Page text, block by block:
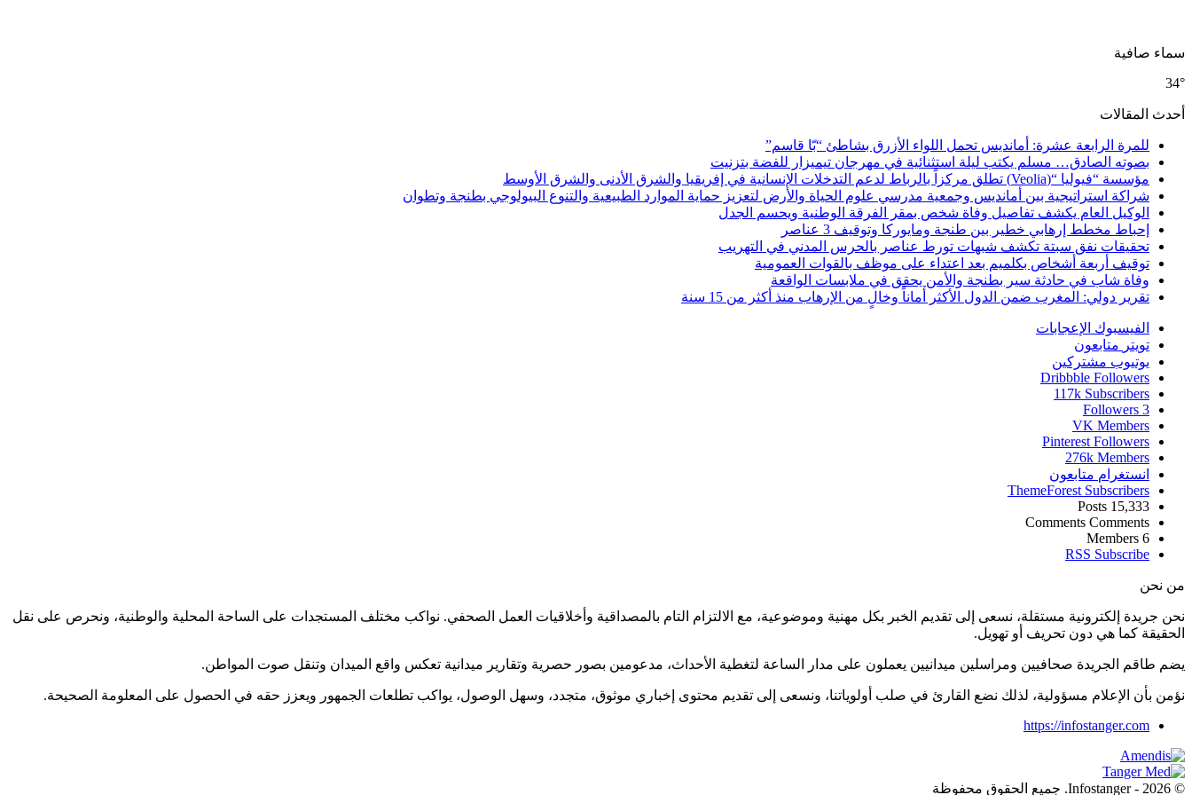
سماء صافية
34°
أحدث المقالات
للمرة الرابعة عشرة: أمانديس تحمل اللواء الأزرق بشاطئ “بّا قاسم”
بصوته الصادق… مسلم يكتب ليلة استثنائية في مهرجان تيميزار للفضة بتزنيت
مؤسسة “فيوليا “(Veolia) تطلق مركزاً بالرباط لدعم التدخلات الإنسانية في إفريقيا والشرق الأدنى والشرق الأوسط
شراكة استراتيجية بين أمانديس وجمعية مدرسي علوم الحياة والأرض لتعزيز حماية الموارد الطبيعية والتنوع البيولوجي بطنجة وتطوان
الوكيل العام يكشف تفاصيل وفاة شخص بمقر الفرقة الوطنية ويحسم الجدل
إحباط مخطط إرهابي خطير بين طنجة ومايوركا وتوقيف 3 عناصر
تحقيقات نفق سبتة تكشف شبهات تورط عناصر بالحرس المدني في التهريب
توقيف أربعة أشخاص بكلميم بعد اعتداء على موظف بالقوات العمومية
وفاة شاب في حادثة سير بطنجة والأمن يحقق في ملابسات الواقعة
تقرير دولي: المغرب ضمن الدول الأكثر أماناً وخالٍ من الإرهاب منذ أكثر من 15 سنة
الفيسبوك الإعجابات
تويتر متابعون
يوتيوب مشتركين
Dribbble Followers
117k Subscribers
3
Followers
VK Members
Pinterest Followers
276k Members
انستغرام متابعون
ThemeForest Subscribers
15,333
Posts
Comments Comments
6
Members
RSS Subscribe
من نحن
نحن جريدة إلكترونية مستقلة، نسعى إلى تقديم الخبر بكل مهنية وموضوعية، مع الالتزام التام بالمصداقية وأخلاقيات العمل الصحفي. نواكب مختلف المستجدات على الساحة المحلية والوطنية، ونحرص على نقل
الحقيقة كما هي دون تحريف أو تهويل.
يضم طاقم الجريدة صحافيين ومراسلين ميدانيين يعملون على مدار الساعة لتغطية الأحداث، مدعومين بصور حصرية وتقارير ميدانية تعكس واقع الميدان وتنقل صوت المواطن.
نؤمن بأن الإعلام مسؤولية، لذلك نضع القارئ في صلب أولوياتنا، ونسعى إلى تقديم محتوى إخباري موثوق، متجدد، وسهل الوصول، يواكب تطلعات الجمهور ويعزز حقه في الحصول على المعلومة الصحيحة.
https://infostanger.com
© 2026 - Infostanger. جميع الحقوق محفوظة